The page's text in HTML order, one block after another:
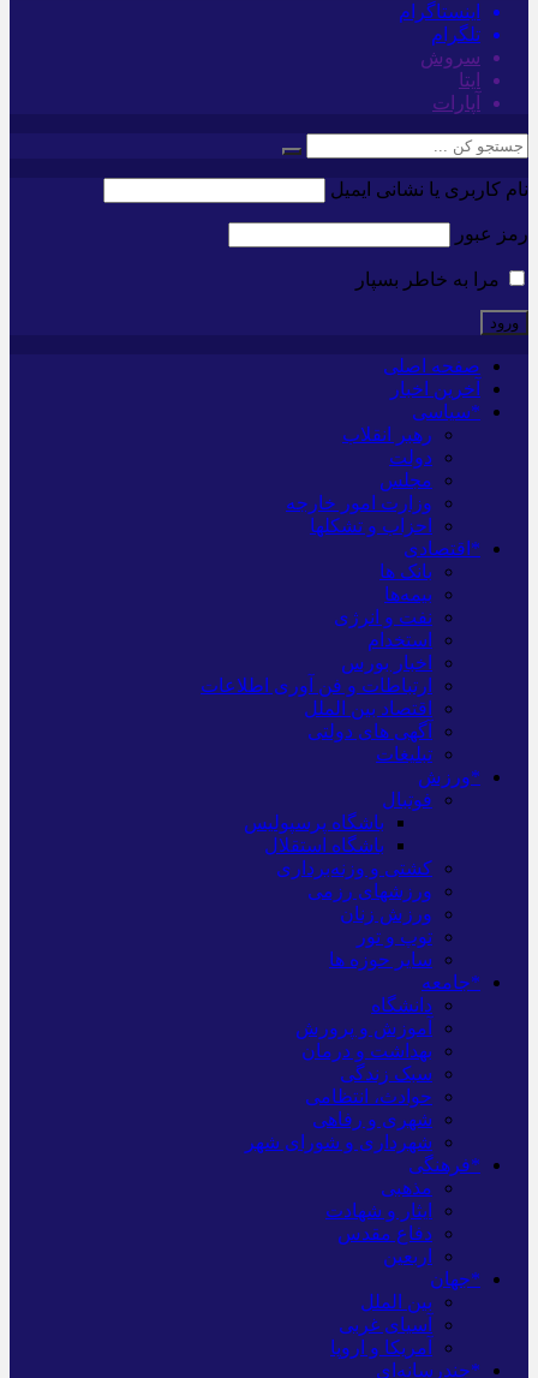
اینستاگرام
تلگرام
سروش
ایتا
آپارات
نام کاربری یا نشانی ایمیل
رمز عبور
مرا به خاطر بسپار
صفحه اصلی
آخرین اخبار
*سیاسی
رهبر انقلاب
دولت
مجلس
وزارت امور خارجه
احزاب و تشکلها
*اقتصادی
بانک ها
بیمه‌ها
نفت و انرژی
استخدام
اخبار بورس
ارتباطات و فن آوری اطلاعات
اقتصاد بین الملل
آگهی های دولتی
تبلیغات
*ورزش
فوتبال
باشگاه پرسپولیس
باشگاه استقلال
کشتی و وزنه‌برداری
ورزشهای رزمی
ورزش زنان
توپ و تور
سایر حوزه ها
*جامعه
دانشگاه
آموزش و پرورش
بهداشت و درمان
سبک زندگی
حوادث، انتظامی
شهری و رفاهی
شهرداری و شورای شهر
*فرهنگی
مذهبی
ایثار و شهادت
دفاع مقدس
اربعین
*جهان
بین الملل
آسیای غربی
آمریکا و اروپا
*چندرسانه‌ای